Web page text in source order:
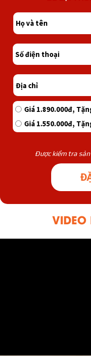
Được kiểm tra
Giá 1.890.000đ,
Giá 1.550.000đ,
VIDEO